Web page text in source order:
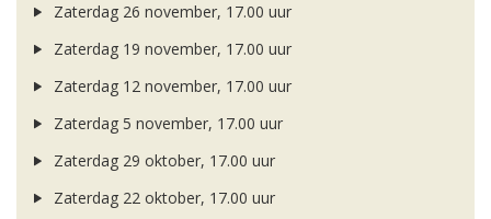
Zaterdag 26 november, 17.00 uur
Zaterdag 19 november, 17.00 uur
Zaterdag 12 november, 17.00 uur
Zaterdag 5 november, 17.00 uur
Zaterdag 29 oktober, 17.00 uur
Zaterdag 22 oktober, 17.00 uur